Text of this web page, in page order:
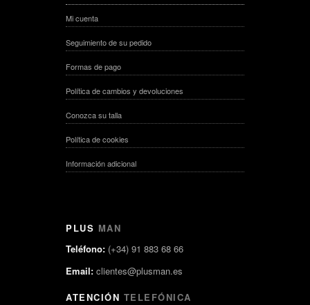
Mi cuenta
Seguimiento de su pedido
Formas de pago
Política de cambios y devoluciones
Conozca su talla
Política de cookies
Información adicional
PLUS MAN
Teléfono: (+34) 91 883 68 66
Email: clientes@plusman.es
ATENCIÓN TELEFÓNICA